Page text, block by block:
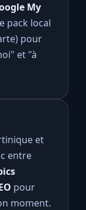
My
pack local
pour
et "à
et
entre
pour
moment.